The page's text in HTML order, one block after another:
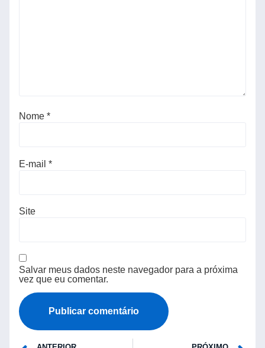
Nome *
E-mail *
Site
Salvar meus dados neste navegador para a próxima
vez que eu comentar.